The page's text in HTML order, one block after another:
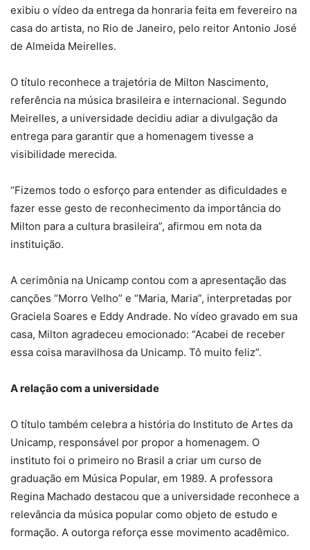
exibiu o vídeo da entrega da honraria feita em fevereiro na
casa do artista, no Rio de Janeiro, pelo reitor Antonio José
de Almeida Meirelles.
O título reconhece a trajetória de Milton Nascimento,
referência na música brasileira e internacional. Segundo
Meirelles, a universidade decidiu adiar a divulgação da
entrega para garantir que a homenagem tivesse a
visibilidade merecida.
“Fizemos todo o esforço para entender as dificuldades e
fazer esse gesto de reconhecimento da importância do
Milton para a cultura brasileira”, afirmou em nota da
instituição.
A cerimônia na Unicamp contou com a apresentação das
canções “Morro Velho” e “Maria, Maria”, interpretadas por
Graciela Soares e Eddy Andrade. No vídeo gravado em sua
casa, Milton agradeceu emocionado: “Acabei de receber
essa coisa maravilhosa da Unicamp. Tô muito feliz”.
A relação com a universidade
O título também celebra a história do Instituto de Artes da
Unicamp, responsável por propor a homenagem. O
instituto foi o primeiro no Brasil a criar um curso de
graduação em Música Popular, em 1989. A professora
Regina Machado destacou que a universidade reconhece a
relevância da música popular como objeto de estudo e
formação. A outorga reforça esse movimento acadêmico.